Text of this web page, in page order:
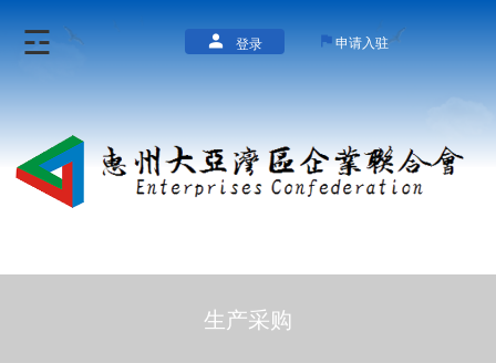
☲ 登录 申请入驻
首页
企业党建
招建安环
生产采购